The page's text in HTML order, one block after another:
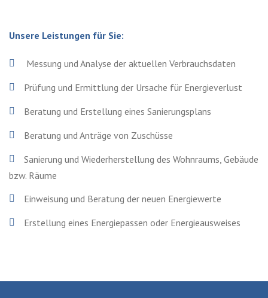
Unsere Leistungen für Sie:
Messung und Analyse der aktuellen Verbrauchsdaten
Prüfung und Ermittlung der Ursache für Energieverlust
Beratung und Erstellung eines Sanierungsplans
Beratung und Anträge von Zuschüsse
Sanierung und Wiederherstellung des Wohnraums, Gebäude
bzw. Räume
Einweisung und Beratung der neuen Energiewerte
Erstellung eines Energiepassen oder Energieausweises